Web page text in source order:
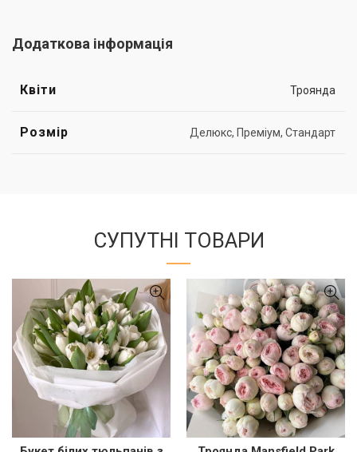
Додаткова інформація
Квіти Троянда
Розмір Делюкс, Преміум, Стандарт
СУПУТНІ ТОВАРИ